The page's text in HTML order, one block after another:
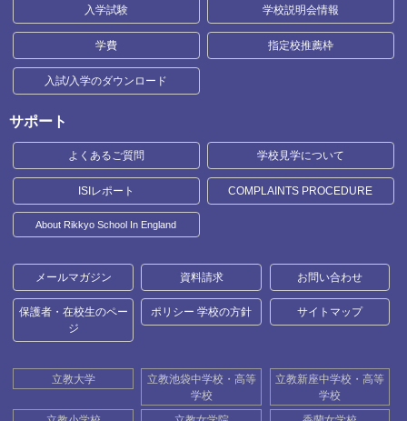
入学試験 学校説明会情報
学費 指定校推薦枠
入試/入学のダウンロード
サポート
よくあるご質問 学校見学について
ISIレポート COMPLAINTS PROCEDURE
About Rikkyo School In England
メールマガジン 資料請求 お問い合わせ
保護者・在校生のペー
ジ
ポリシー 学校の方針 サイトマップ
立教大学
立教池袋中学校・高等
学校
立教新座中学校・高等
学校